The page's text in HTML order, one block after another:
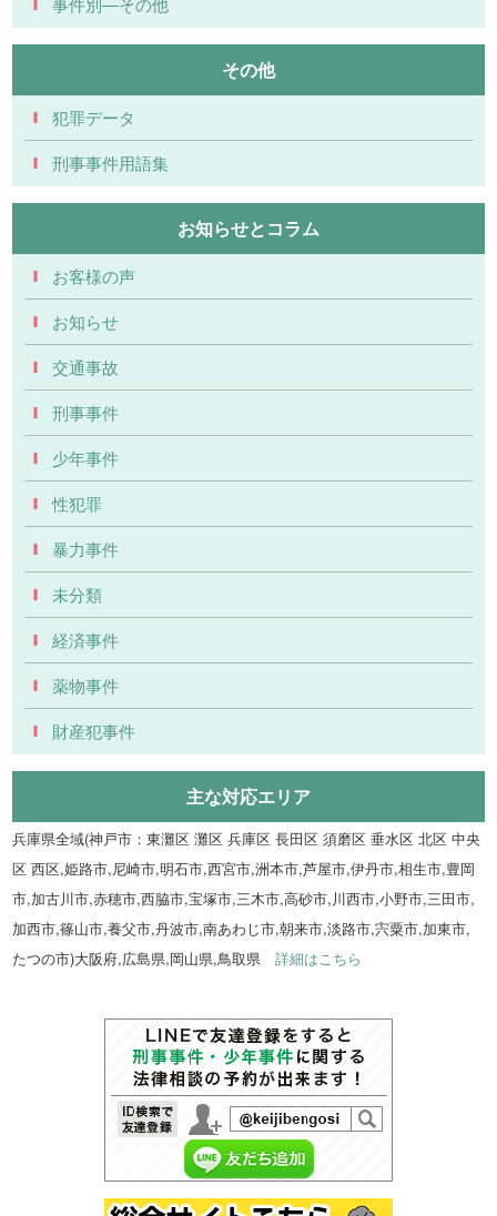
その他
犯罪データ
刑事事件用語集
お知らせとコラム
お客様の声
お知らせ
交通事故
刑事事件
少年事件
性犯罪
暴力事件
未分類
経済事件
薬物事件
財産犯事件
主な対応エリア
兵庫県全域(神戸市：東灘区 灘区 兵庫区 長田区 須磨区 垂水区 北区 中央
区 西区,姫路市,尼崎市,明石市,西宮市,洲本市,芦屋市,伊丹市,相生市,豊岡
市,加古川市,赤穂市,西脇市,宝塚市,三木市,高砂市,川西市,小野市,三田市,
加西市,篠山市,養父市,丹波市,南あわじ市,朝来市,淡路市,宍粟市,加東市,
たつの市)大阪府,広島県,岡山県,鳥取県詳細はこちら